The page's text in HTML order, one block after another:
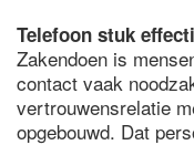
Telefoon stuk
Zakendoen is
contact vaak
vertrouwensrelatie
opgebouwd. Dat